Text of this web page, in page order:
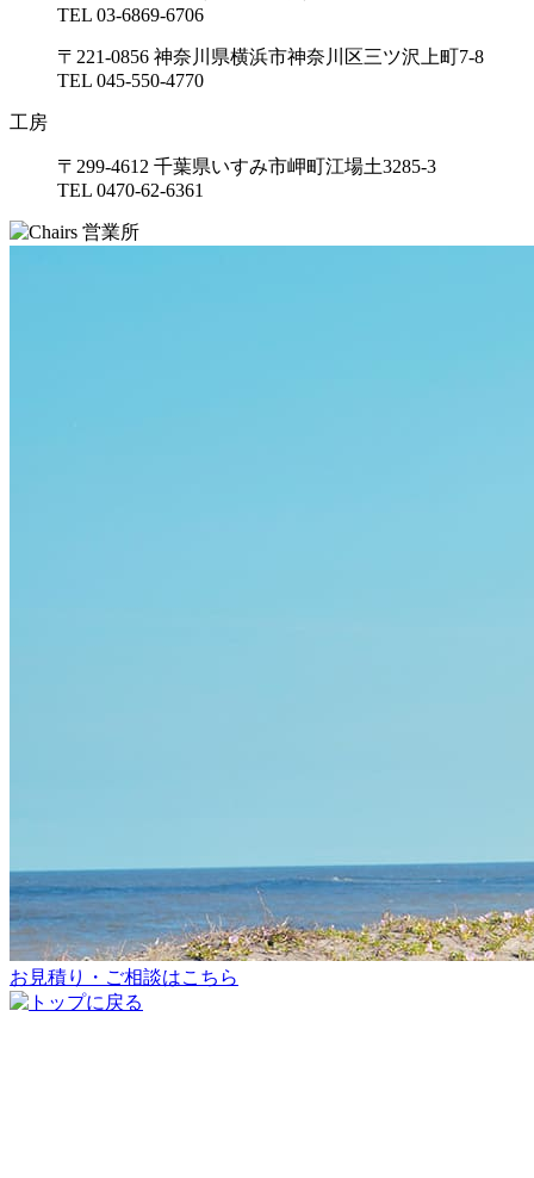
TEL 03-6869-6706
〒221-0856 神奈川県横浜市神奈川区三ツ沢上町7-8
TEL 045-550-4770
工房
〒299-4612 千葉県いすみ市岬町江場土3285-3
TEL 0470-62-6361
お見積り・ご相談はこちら